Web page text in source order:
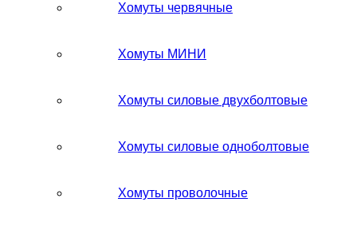
Хомуты червячные
Хомуты МИНИ
Хомуты силовые двухболтовые
Хомуты силовые одноболтовые
Хомуты проволочные